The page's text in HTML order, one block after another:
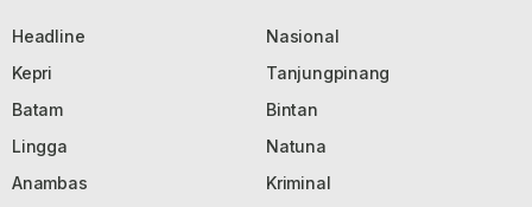
Headline
Nasional
Kepri
Tanjungpinang
Batam
Bintan
Lingga
Natuna
Anambas
Kriminal